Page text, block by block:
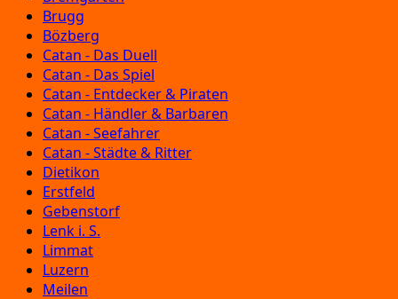
Brugg
Bözberg
Catan - Das Duell
Catan - Das Spiel
Catan - Entdecker & Piraten
Catan - Händler & Barbaren
Catan - Seefahrer
Catan - Städte & Ritter
Dietikon
Erstfeld
Gebenstorf
Lenk i. S.
Limmat
Luzern
Meilen